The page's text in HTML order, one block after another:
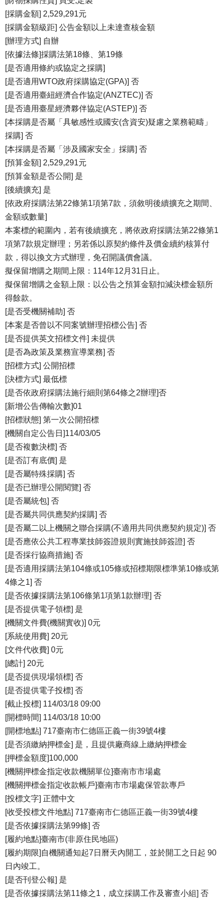
[採購金額] 2,529,291元
[採購金額級距] 公告金額以上未達查核金額
[辦理方式] 自辦
[依據法條]採購法第18條、第19條
[是否適用條約或協定之採購]
[是否適用WTO政府採購協定(GPA)] 否
[是否適用臺紐經濟合作協定(ANZTEC)] 否
[是否適用臺星經濟夥伴協定(ASTEP)] 否
[本採購是否屬「具敏感性或國安(含資安)疑慮之業務範疇」
採購] 否
[本採購是否屬「涉及國家安全」採購] 否
[預算金額] 2,529,291元
[預算金額是否公開] 是
[後續擴充] 是
[依政府採購法第22條第1項第7款，須敘明後續擴充之期間、
金額或數量]
本案標的範圍內，若有後續擴充，將依政府採購法第22條第1
項第7款規定辦理；另若係以原契約條件及價金續約核算付
款，得以換文方式辦理，免召開議價會議。
擬保留增購之期間上限：114年12月31日止。
擬保留增購之金額上限：以公告之預算金額扣減決標金額所
得餘款。
[是否受機關補助] 否
[本案是否曾以不同案號辦理招標公告] 否
[是否提供英文招標文件] 未提供
[是否為政策及業務宣導業務] 否
[招標方式] 公開招標
[決標方式] 最低標
[是否依政府採購法施行細則第64條之2辦理]否
[新增公告傳輸次數]01
[招標狀態] 第一次公開招標
[機關自定公告日]114/03/05
[是否複數決標] 否
[是否訂有底價] 是
[是否屬特殊採購] 否
[是否已辦理公開閱覽] 否
[是否屬統包] 否
[是否屬共同供應契約採購] 否
[是否屬二以上機關之聯合採購(不適用共同供應契約規定)] 否
[是否應依公共工程專業技師簽證規則實施技師簽證] 否
[是否採行協商措施] 否
[是否適用採購法第104條或105條或招標期限標準第10條或第
4條之1] 否
[是否依據採購法第106條第1項第1款辦理] 否
[是否提供電子領標] 是
[機關文件費(機關實收)] 0元
[系統使用費] 20元
[文件代收費] 0元
[總計] 20元
[是否提供現場領標] 否
[是否提供電子投標] 否
[截止投標] 114/03/18 09:00
[開標時間] 114/03/18 10:00
[開標地點] 717臺南市仁德區正義一街39號4樓
[是否須繳納押標金] 是，且提供廠商線上繳納押標金
[押標金額度]100,000
[機關押標金指定收款機關單位]臺南市市場處
[機關押標金指定收款帳戶]臺南市市場處保管款專戶
[投標文字] 正體中文
[收受投標文件地點] 717臺南市仁德區正義一街39號4樓
[是否依據採購法第99條] 否
[履約地點]臺南市(非原住民地區)
[履約期限]自機關通知起7日曆天內開工，並於開工之日起 90
日內竣工。
[是否刊登公報] 是
[是否依據採購法第11條之1，成立採購工作及審查小組] 否